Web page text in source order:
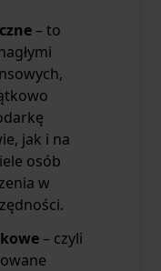
– to
jak i na
osób
w
– czyli